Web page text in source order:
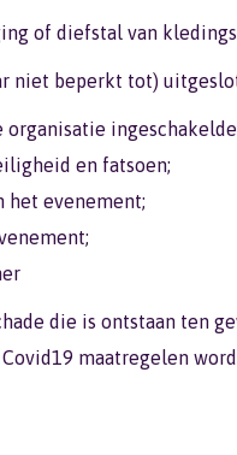
of diefstal van
niet beperkt tot)
en fatsoen;
het evenement;
die is ontstaan ten
maatregelen